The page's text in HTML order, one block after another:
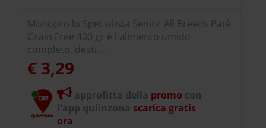
Monopro lo Specialista Senior All Breeds Patè
Grain Free 400 gr è l'alimento umido
completo, desti ...
€ 3,29
approfitta della promo con
l'app quiinzona scarica gratis
ora